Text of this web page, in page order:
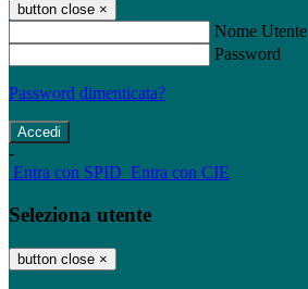
button close ×
Nome Utente
Password
Password dimenticata?
-
Entra con SPID Entra con CIE
Seleziona utente
button close ×